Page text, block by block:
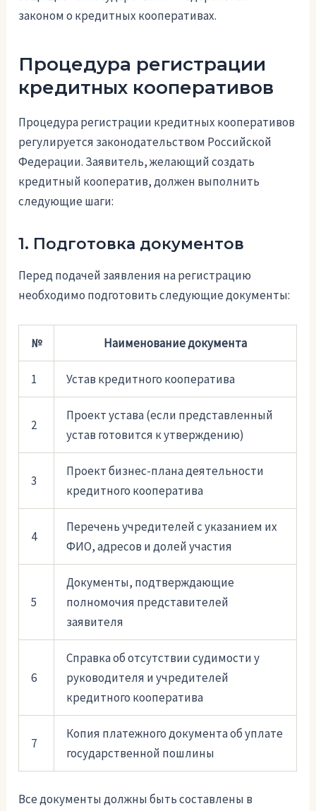
законом о кредитных кооперативах.
Процедура регистрации
кредитных кооперативов
Процедура регистрации кредитных кооперативов
регулируется законодательством Российской
Федерации. Заявитель, желающий создать
кредитный кооператив, должен выполнить
следующие шаги:
1. Подготовка документов
Перед подачей заявления на регистрацию
необходимо подготовить следующие документы:
№ Наименование документа
1 Устав кредитного кооператива
2
Проект устава (если представленный
устав готовится к утверждению)
3
Проект бизнес-плана деятельности
кредитного кооператива
4
Перечень учредителей с указанием их
ФИО, адресов и долей участия
5
Документы, подтверждающие
полномочия представителей
заявителя
6
Справка об отсутствии судимости у
руководителя и учредителей
кредитного кооператива
7
Копия платежного документа об уплате
государственной пошлины
Все документы должны быть составлены в